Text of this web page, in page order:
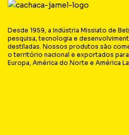
Desde 1959, a Indústria Missiato de
pesquisa, tecnologia e
destiladas. Nossos produtos são
o território nacional e exportados
Europa, América do Norte e América